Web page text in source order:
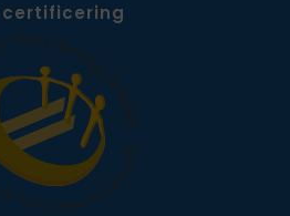
certificering